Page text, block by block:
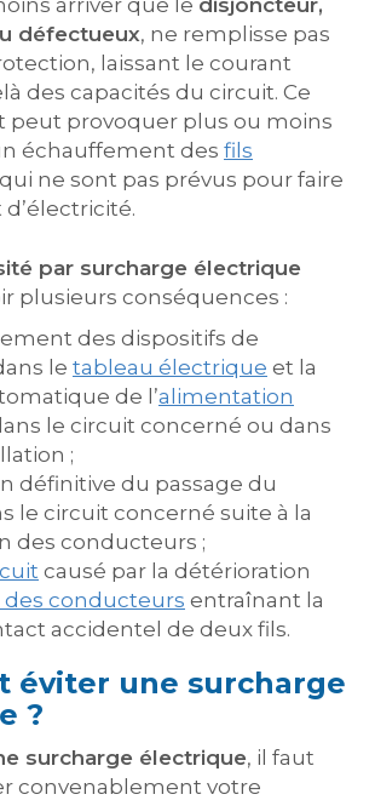
arriver que le disjoncteur,
défectueux, ne remplisse pas
laissant le courant
des capacités du circuit. Ce
peut provoquer plus ou moins
échauffement des fils
qui ne sont pas prévus pour faire
par surcharge électrique
plusieurs conséquences :
des dispositifs de
le tableau électrique et la
de l’alimentation
le circuit concerné ou dans
;
définitive du passage du
le circuit concerné suite à la
des conducteurs ;
causé par la détérioration
des conducteurs entraînant la
accidentel de deux fils.
éviter une surcharge
?
surcharge électrique, il faut
convenablement votre